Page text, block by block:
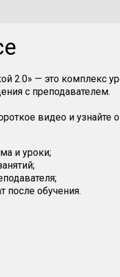
2.0» — это комплекс
с преподавателем.
видео и узнайте
и уроки;
после обучения.